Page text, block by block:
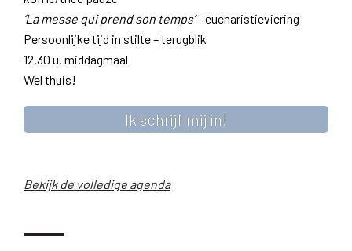
‘La messe qui prend son temps’– eucharistieviering
Persoonlijke tijd in stilte – terugblik
12.30 u. middagmaal
Wel thuis!
Ik schrijf mij in!
Bekijk de volledige agenda